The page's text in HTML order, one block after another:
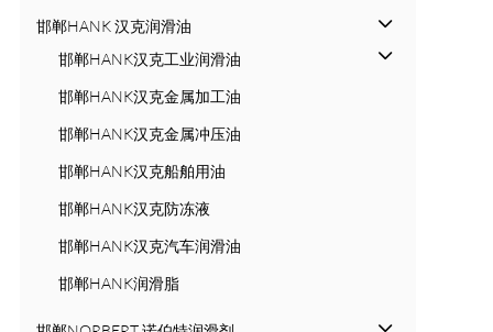
邯郸HANK 汉克润滑油
邯郸HANK汉克工业润滑油
邯郸HANK汉克金属加工油
邯郸HANK汉克金属冲压油
邯郸HANK汉克船舶用油
邯郸HANK汉克防冻液
邯郸HANK汉克汽车润滑油
邯郸HANK润滑脂